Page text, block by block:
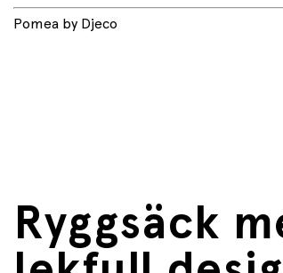
Pomea by Djeco
Ryggsäck